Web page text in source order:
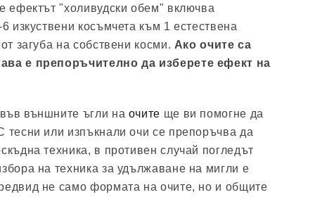
ефектът "холивудски обем" включва
изкуствени косъмчета към 1 естествена
загуба на собствени косми. Ако очите са
е препоръчително да изберете ефект на
външните ъгли на очите ще ви помогне да
тесни или изпъкнали очи се препоръчва да
техника, в противен случай погледът
на техника за удължаване на мигли е
не само формата на очите, но и общите